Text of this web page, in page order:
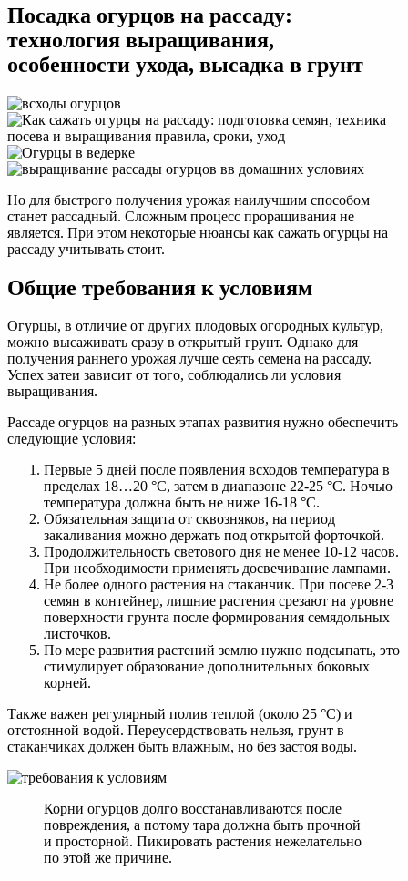
домашних
условиях,
ее
вырастить
и
крепкой
пошагово
с
фото
Русский
Посадка огурцов на рассаду:
технология выращивания,
особенности ухода, высадка в грунт
Но для быстрого получения урожая наилучшим способом
станет рассадный. Сложным процесс проращивания не
является. При этом некоторые нюансы как сажать огурцы на
рассаду учитывать стоит.
Общие требования к условиям
Огурцы, в отличие от других плодовых огородных культур,
можно высаживать сразу в открытый грунт. Однако для
получения раннего урожая лучше сеять семена на рассаду.
Успех затеи зависит от того, соблюдались ли условия
выращивания.
Рассаде огурцов на разных этапах развития нужно обеспечить
следующие условия:
Первые 5 дней после появления всходов температура в
пределах 18…20 °C, затем в диапазоне 22-25 °C. Ночью
температура должна быть не ниже 16-18 °C.
Обязательная защита от сквозняков, на период
закаливания можно держать под открытой форточкой.
Продолжительность светового дня не менее 10-12 часов.
При необходимости применять досвечивание лампами.
Не более одного растения на стаканчик. При посеве 2-3
семян в контейнер, лишние растения срезают на уровне
поверхности грунта после формирования семядольных
листочков.
По мере развития растений землю нужно подсыпать, это
стимулирует образование дополнительных боковых
корней.
Также важен регулярный полив теплой (около 25 °C) и
отстоянной водой. Переусердствовать нельзя, грунт в
стаканчиках должен быть влажным, но без застоя воды.
Корни огурцов долго восстанавливаются после
повреждения, а потому тара должна быть прочной
и просторной. Пикировать растения нежелательно
по этой же причине.